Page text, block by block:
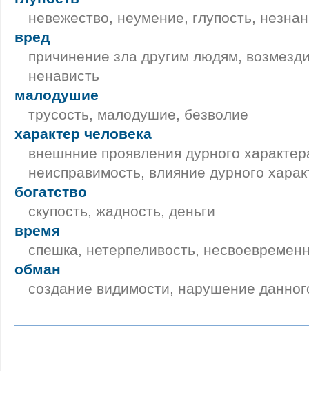
невежество, неумение, глупость,
вред
причинение зла другим людям,
ненависть
малодушие
трусость, малодушие, безволие
характер человека
внешнние проявления дурного
неисправимость, влияние дурного
богатство
скупость, жадность, деньги
время
спешка, нетерпеливость,
обман
создание видимости, нарушение